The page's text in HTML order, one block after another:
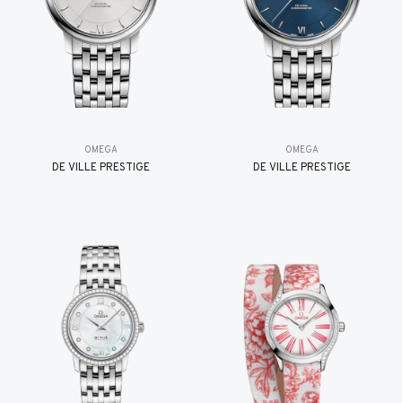
OMEGA
DE VILLE PRESTIGE
OMEGA
DE VILLE PRESTIGE